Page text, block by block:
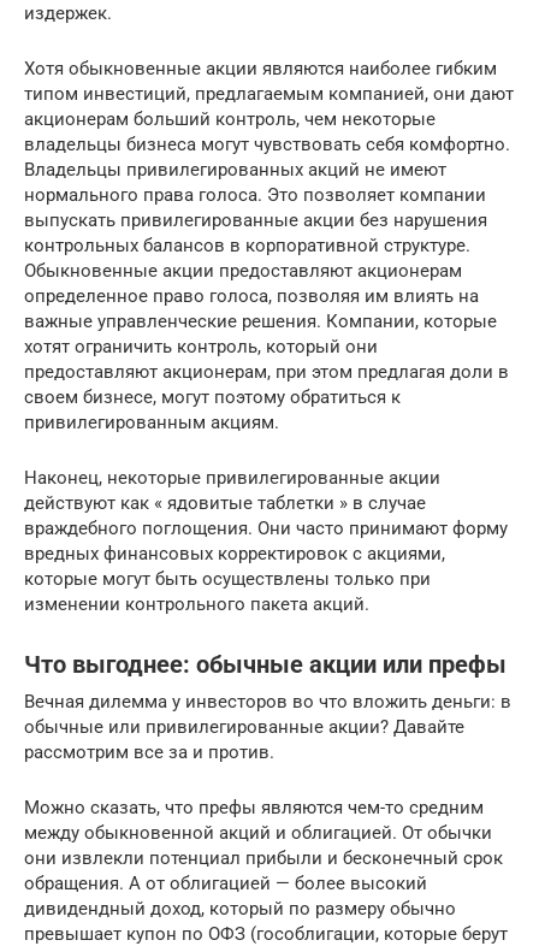
издержек.
Хотя обыкновенные акции являются наиболее гибким
типом инвестиций, предлагаемым компанией, они дают
акционерам больший контроль, чем некоторые
владельцы бизнеса могут чувствовать себя комфортно.
Владельцы привилегированных акций не имеют
нормального права голоса. Это позволяет компании
выпускать привилегированные акции без нарушения
контрольных балансов в корпоративной структуре.
Обыкновенные акции предоставляют акционерам
определенное право голоса, позволяя им влиять на
важные управленческие решения. Компании, которые
хотят ограничить контроль, который они
предоставляют акционерам, при этом предлагая доли в
своем бизнесе, могут поэтому обратиться к
привилегированным акциям.
Наконец, некоторые привилегированные акции
действуют как « ядовитые таблетки » в случае
враждебного поглощения. Они часто принимают форму
вредных финансовых корректировок с акциями,
которые могут быть осуществлены только при
изменении контрольного пакета акций.
Что выгоднее: обычные акции или префы
Вечная дилемма у инвесторов во что вложить деньги: в
обычные или привилегированные акции? Давайте
рассмотрим все за и против.
Можно сказать, что префы являются чем-то средним
между обыкновенной акций и облигацией. От обычки
они извлекли потенциал прибыли и бесконечный срок
обращения. А от облигацией — более высокий
дивидендный доход, который по размеру обычно
превышает купон по ОФЗ (гособлигации, которые берут